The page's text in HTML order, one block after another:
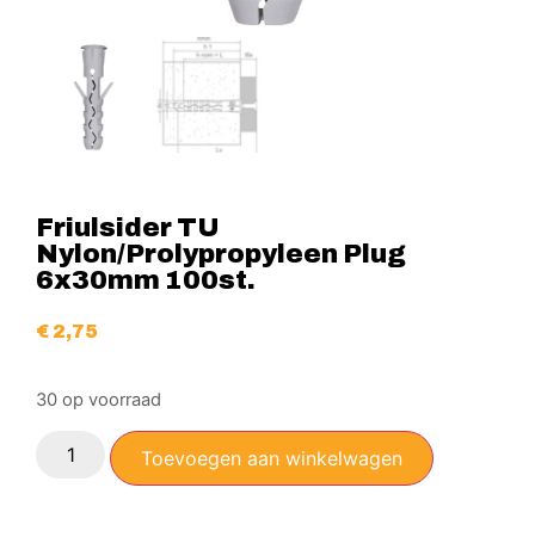
Friulsider TU
Nylon/Prolypropyleen Plug
6x30mm 100st.
€2,75
30 op voorraad
Toevoegen aan winkelwagen